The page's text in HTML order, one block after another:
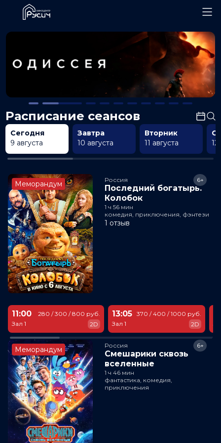
Расписание сеансов
Сегодня
9 августа
Завтра
10 августа
Вторник
11 августа
12
Меморандум Россия
Последний богатырь.
Колобок
6+
1 ч 56 мин
комедия, приключения, фэнтези
1 отзыв
11:00
Зал 1
280 / 300 / 800 руб.
2D
13:05
Зал 1
370 / 400 / 1000 руб.
2D
Меморандум Россия
Смешарики сквозь
вселенные
6+
1 ч 46 мин
фантастика, комедия,
приключения